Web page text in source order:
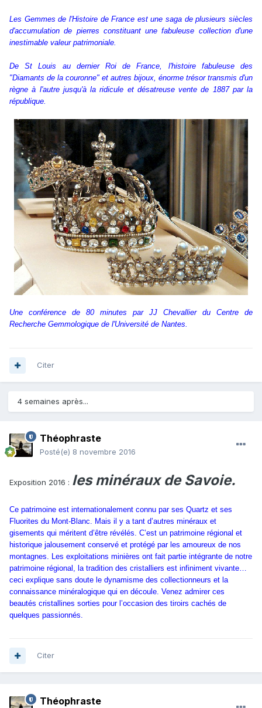
Les Gemmes de l'Histoire de France est une saga de plusieurs siècles
d'accumulation de pierres constituant une fabuleuse collection d'une
inestimable valeur patrimoniale.
De St Louis au dernier Roi de France, l'histoire fabuleuse des
"Diamants de la couronne" et autres bijoux, énorme trésor transmis d'un
règne à l'autre jusqu'à la ridicule et désatreuse vente de 1887 par la
république.
Une conférence de 80 minutes par JJ Chevallier du Centre de
Recherche Gemmologique de l'Université de Nantes.
Citer
4 semaines après...
Théophraste
Posté(e) 8 novembre 2016
Exposition 2016 : les minéraux de Savoie.
Ce patrimoine est internationalement connu par ses Quartz et ses
Fluorites du Mont-Blanc. Mais il y a tant d’autres minéraux et
gisements qui méritent d’être révélés. C’est un patrimoine régional et
historique jalousement conservé et protégé par les amoureux de nos
montagnes. Les exploitations minières ont fait partie intégrante de notre
patrimoine régional, la tradition des cristalliers est infiniment vivante…
ceci explique sans doute le dynamisme des collectionneurs et la
connaissance minéralogique qui en découle. Venez admirer ces
beautés cristallines sorties pour l’occasion des tiroirs cachés de
quelques passionnés.
Citer
Théophraste